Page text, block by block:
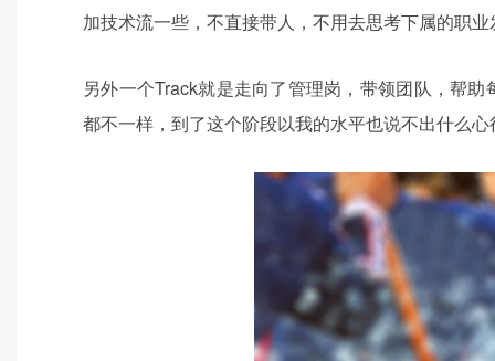
加技术流一些，不直接带人，不用去思考下属的职业
另外一个Track就是走向了管理岗，带领团队，帮
都不一样，到了这个阶段以我的水平也说不出什么